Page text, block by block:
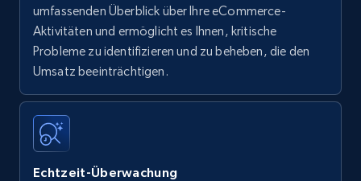
umfassenden Überblick über Ihre eCommerce-
Aktivitäten und ermöglicht es Ihnen, kritische
Probleme zu identifizieren und zu beheben, die den
Umsatz beeinträchtigen.
Echtzeit-Überwachung